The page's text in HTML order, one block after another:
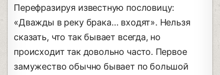
Перефразируя известную пословицу:
«Дважды в реку брака… входят». Нельзя
сказать, что так бывает всегда, но
происходит так довольно часто. Первое
замужество обычно бывает по большой